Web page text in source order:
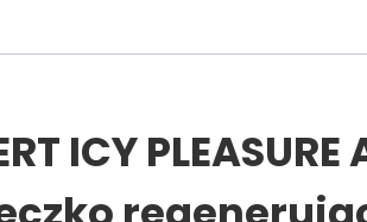
ICY PLEASURE